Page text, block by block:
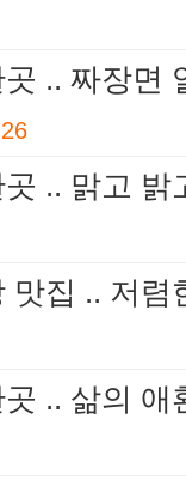
.. 짜장면
26
.. 맑고
맛집 .. 저
.. 삶의